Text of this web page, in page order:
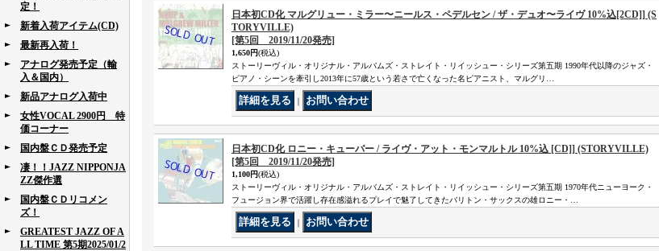
定！
新着入荷アイテム(CD)
最新再入荷！
アナログ発売予定（輸
入＆国内）
新品アナログ入荷中
女性VOCAL 2900円 特
価コーナー
国内盤ＣＤ発売予定
凄！！JAZZ NIPPONJA
ZZ傑作選
国内盤ＣＤリコメン
ズ！
GREATEST JAZZ OF A
LL TIME 第5期2025/01/2
日本初CD化 マルグリュー・ミラー〜ニールス・ペデルセン / ザ・デュオ〜ライヴ 10%込[2CD]] (S
TORYVILLE)
[第5回 2019/11/20発売]
1,650円(税込)
ストーリーヴィル・オリジナル・アルバムズ・ストレイト・リイッシュー・シリーズ第五期 1990年代以降のジャズ・
ピアノ・シーンを牽引し2013年に57歳という若さで亡くなった名ピアニスト、マルグリ…
｜
日本初CD化 ロニー・キューバー / ライヴ・アット・モンマルトル 10%込 [CD]] (STORYVILLE)
[第5回 2019/11/20発売]
1,100円(税込)
ストーリーヴィル・オリジナル・アルバムズ・ストレイト・リイッシュー・シリーズ第五期 1970年代ニューヨーク・
フュージョン界で活躍し存在感溢れるプレイで魅了してきたバリトン・サックスの雄ロニー・…
｜